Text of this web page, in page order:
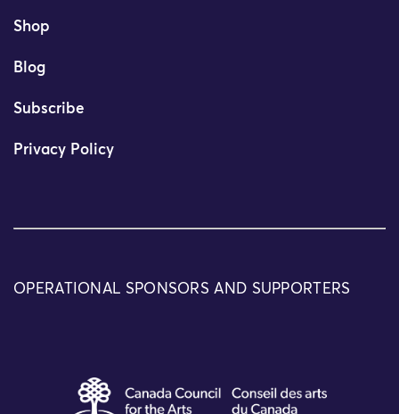
Shop
Blog
Subscribe
Privacy Policy
OPERATIONAL SPONSORS AND SUPPORTERS